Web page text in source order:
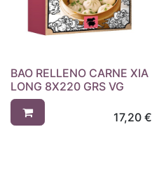
BAO RELLENO CARNE XIA
LONG 8X220 GRS VG
17,20€